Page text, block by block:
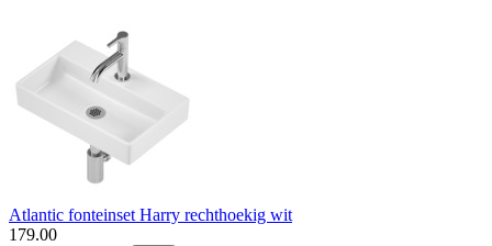
Atlantic fonteinset Harry rechthoekig wit
179.00